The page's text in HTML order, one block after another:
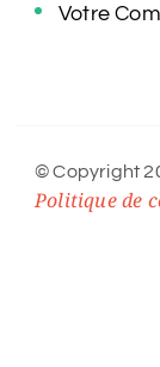
Votre
© Copyright
Politique de